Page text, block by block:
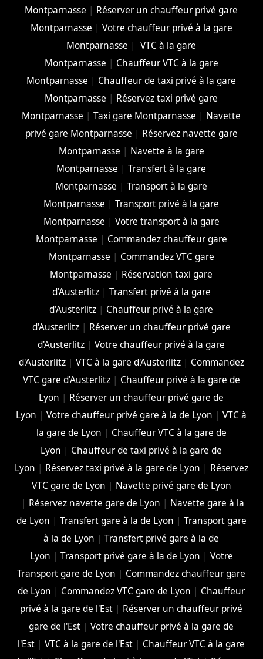
Montparnasse | Réserver un chauffeur privé gare
Montparnasse | Votre chauffeur privé à la gare
Montparnasse | VTC à la gare
Montparnasse | Chauffeur VTC à la gare
Montparnasse | Chauffeur de taxi privé à la gare
Montparnasse | Réservez taxi privé gare
Montparnasse |Taxi gare Montparnasse | Navette
privé gare Montparnasse | Réservez navette gare
Montparnasse | Navette à la gare
Montparnasse |Transfert à la gare
Montparnasse |Transport à la gare
Montparnasse |Transport privé à la gare
Montparnasse | Votre transport à la gare
Montparnasse | Commandez chauffeur gare
Montparnasse | Commandez VTC gare
Montparnasse | Réservation taxi gare
d'Austerlitz| Transfert privé à la gare
d'Austerlitz | Chauffeur privé à la gare
d'Austerlitz| Réserver un chauffeur privé gare
d'Austerlitz |Votre chauffeur privé à la gare
d'Austerlitz| VTC à la gare d'Austerlitz| Commandez
VTC gare d'Austerlitz| Chauffeur privé à la gare de
Lyon | Réserver un chauffeur privé gare de
Lyon |Votre chauffeur privé gare à la de Lyon |VTC à
la gare de Lyon | Chauffeur VTC à la gare de
Lyon | Chauffeur de taxi privé à la gare de
Lyon | Réservez taxi privé à la gare de Lyon | Réservez
VTC gare de Lyon | Navette privé gare de Lyon
| Réservez navette gare de Lyon | Navette gare à la
de Lyon | Transfert gare à la de Lyon | Transport gare
à la de Lyon |Transfert privé gare à la de
Lyon | Transport privé gare à la de Lyon | Votre
Transport gare de Lyon | Commandez chauffeur gare
de Lyon | Commandez VTC gare de Lyon | Chauffeur
privé à la gare de l'Est | Réserver un chauffeur privé
gare de l'Est |Votre chauffeur privé à la gare de
l'Est |VTC à la gare de l'Est | Chauffeur VTC à la gare